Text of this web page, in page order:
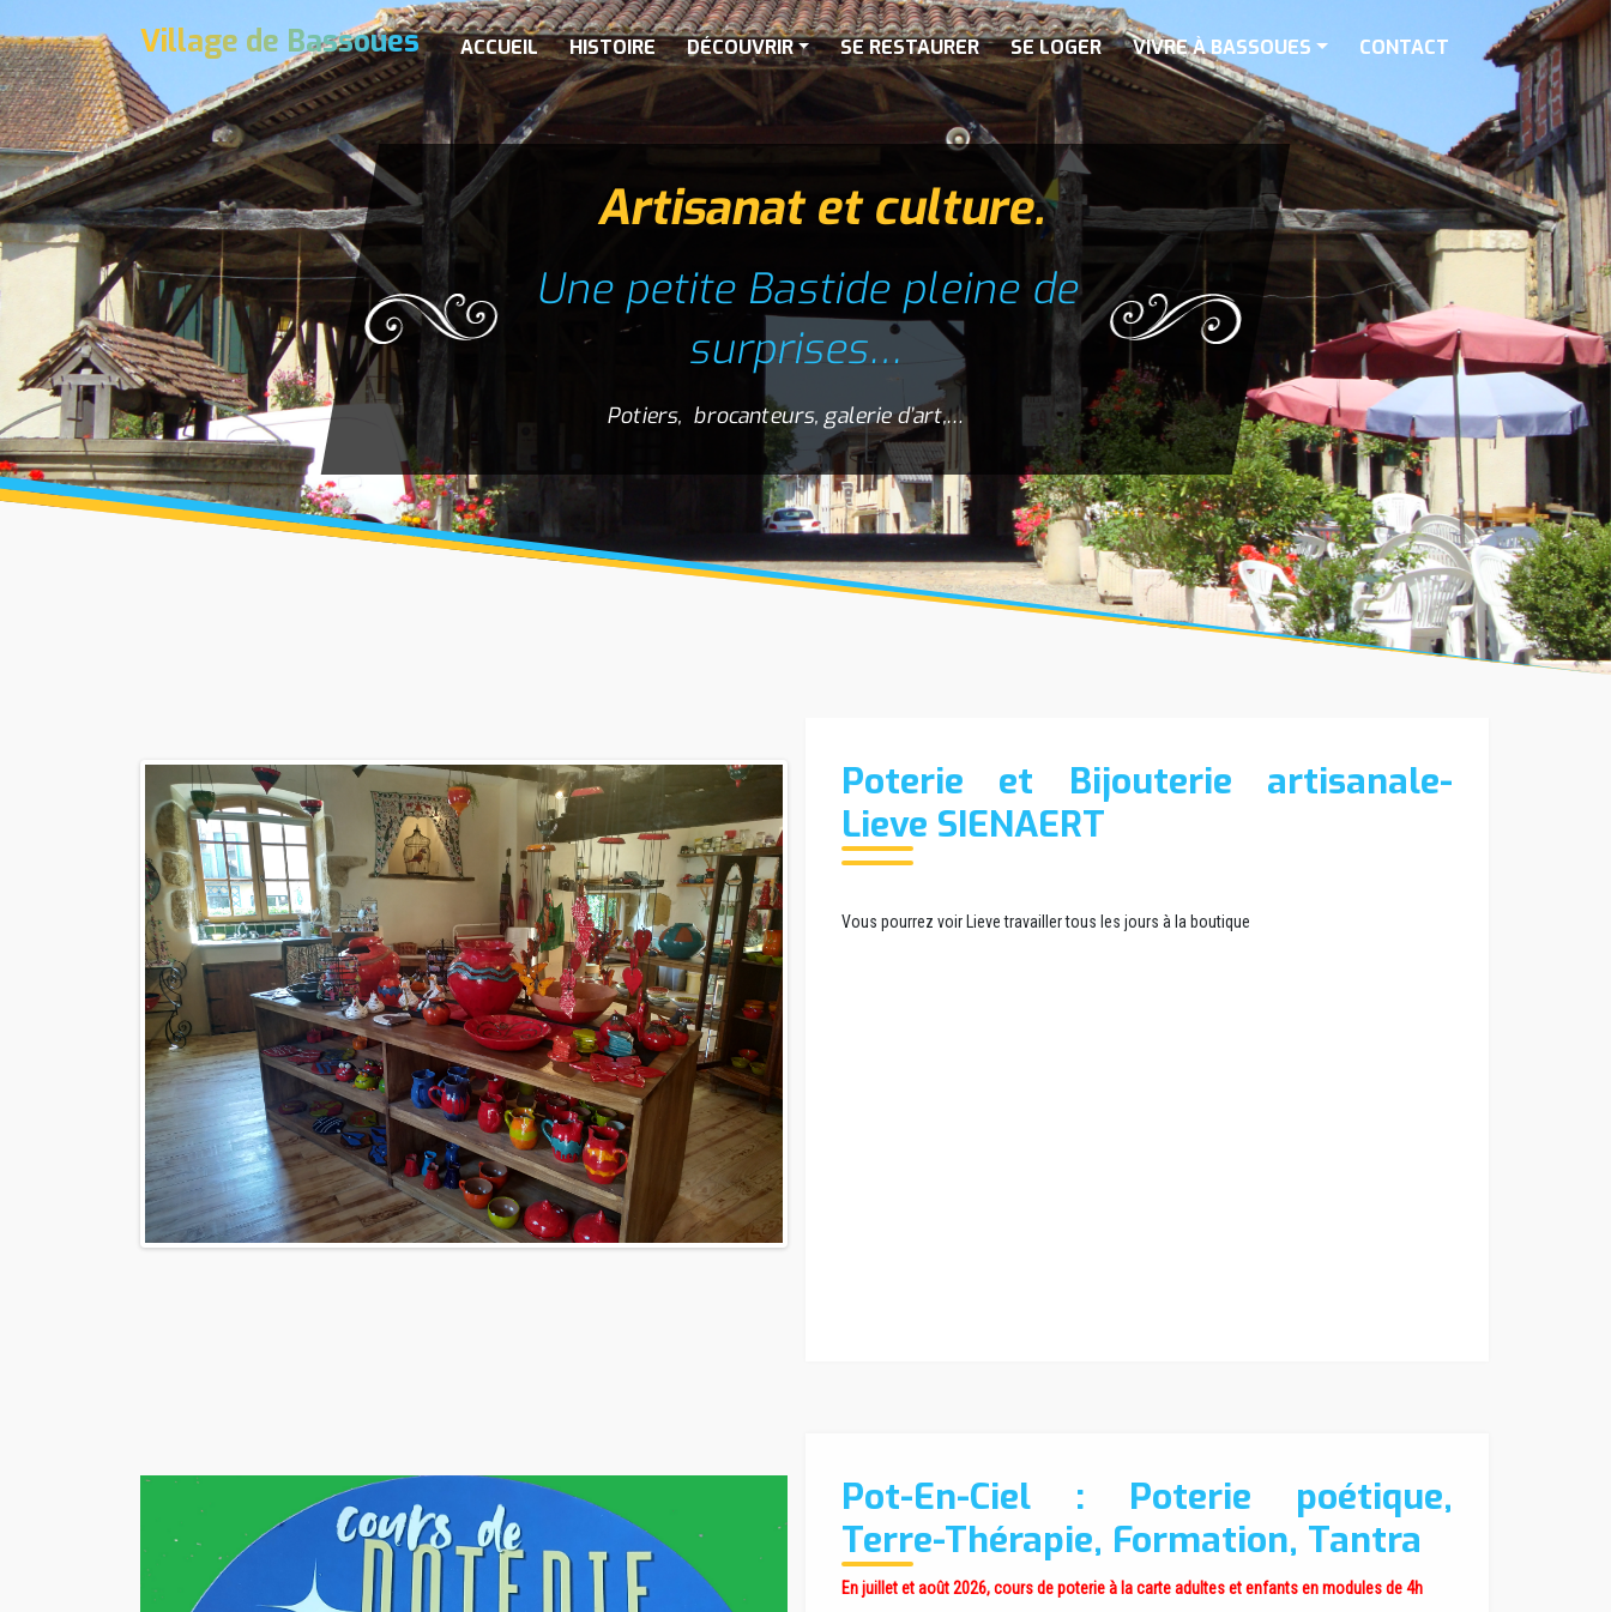
Village de Bassoues ACCUEIL HISTOIRE DÉCOUVRIR SE RESTAURER SE LOGER VIVRE À BASSOUES CONTACT
Artisanat et culture.
Une petite Bastide pleine de
surprises…
Potiers, brocanteurs, galerie d’art,…
Poterie et Bijouterie artisanale-
Lieve SIENAERT
Vous pourrez voir Lieve travailler tous les jours à la boutique
Pot-En-Ciel : Poterie poétique,
Terre-Thérapie, Formation, Tantra
En juillet et août 2026, cours de poterie à la carte adultes et enfants en modules de 4h